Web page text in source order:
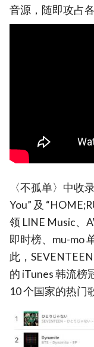
音源，随即攻占
〈不孤单〉中收
You” 及
领 LINE Music、
即时榜、mu-mo
此，
的 iTunes 韩流
10 个国家的热门